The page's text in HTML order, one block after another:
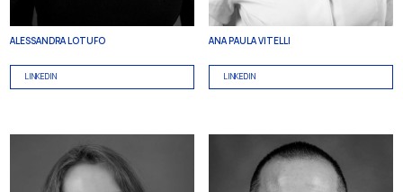
ALESSANDRA LOTUFO
LINKEDIN
ANA PAULA VITELLI
LINKEDIN